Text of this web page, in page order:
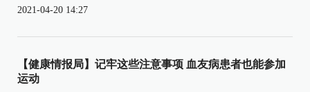
2021-04-20 14:27
【健康情报局】记牢这些注意事项 血友病患者也能参加
运动